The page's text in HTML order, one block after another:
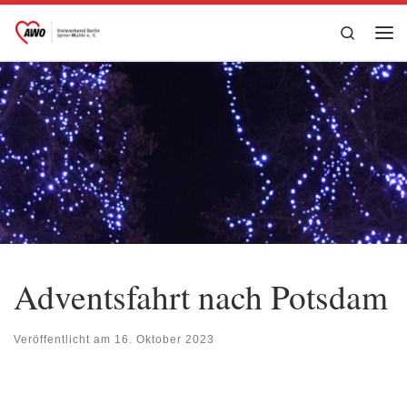
Zum Inhalt springen
Search
Adventsfahrt nach Potsdam
Veröffentlicht am 16. Oktober 2023